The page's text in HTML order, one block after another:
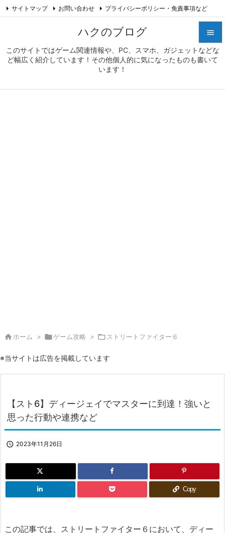
ハクのブログ
このサイトではゲーム関連情報や、PC、スマホ、ガジェットなどな
ど幅広く紹介しています！その他個人的に気になったものも書いて
います！


メニュ
サイド
サイトマップ お問い合わせ プライバシーポリシー・免責事項など
 ホーム > ゲーム攻略 >  ストリートファイター６
※当サイトは広告を掲載しています
【スト6】ディージェイでマスターに到達！強いと
思った行動や連携など
 2023年11月26日
Copy
この記事では、ストリートファイター６において、ディー